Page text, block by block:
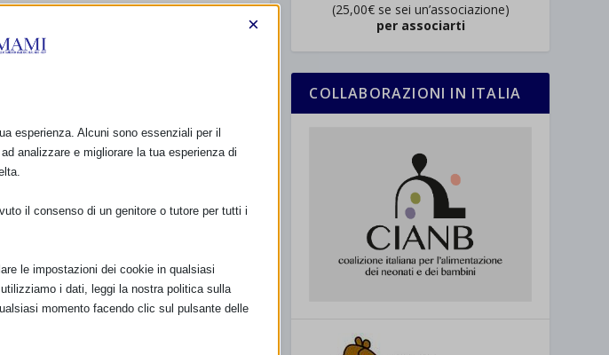
A Pistoia fai merenda con
“Gocce di Latte”
(25,00€ se sei un’associazione)
per associarti
COLLABORAZIONI IN ITALIA
×
esperienza. Alcuni sono essenziali per il
analizzare e migliorare la tua esperienza di
il consenso di un genitore o tutore per tutti i
le impostazioni dei cookie in qualsiasi
i dati, leggi la nostra politica sulla
momento facendo clic sul pulsante delle